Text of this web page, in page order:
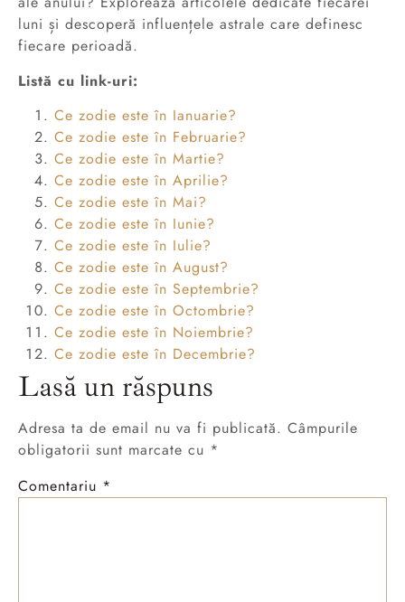
luni și descoperă influențele astrale care definesc
fiecare perioadă.
Listă cu link-uri:
Ce zodie este în Ianuarie?
Ce zodie este în Februarie?
Ce zodie este în Martie?
Ce zodie este în Aprilie?
Ce zodie este în Mai?
Ce zodie este în Iunie?
Ce zodie este în Iulie?
Ce zodie este în August?
Ce zodie este în Septembrie?
Ce zodie este în Octombrie?
Ce zodie este în Noiembrie?
Ce zodie este în Decembrie?
Lasă un răspuns
Adresa ta de email nu va fi publicată. Câmpurile
obligatorii sunt marcate cu *
Comentariu *